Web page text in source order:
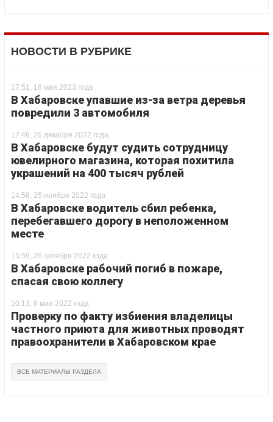
НОВОСТИ В РУБРИКЕ
17:51, 16 мая 2023 года
В Хабаровске упавшие из-за ветра деревья
повредили 3 автомобиля
17:46, 26 декабря 2022 года
В Хабаровске будут судить сотрудницу
ювелирного магазина, которая похитила
украшений на 400 тысяч рублей
14:56, 25 ноября 2022 года
В Хабаровске водитель сбил ребенка,
перебегавшего дорогу в неположенном
месте
15:59, 26 октября 2022 года
В Хабаровске рабочий погиб в пожаре,
спасая свою коллегу
10:13, 6 мая 2022 года
Проверку по факту избиения владелицы
частного приюта для животных проводят
правоохранители в Хабаровском крае
ВСЕ МАТЕРИАЛЫ РАЗДЕЛА